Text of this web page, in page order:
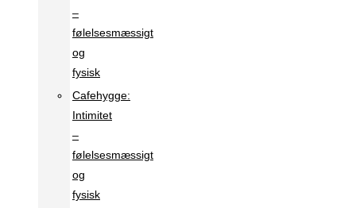
–
følelsesmæssigt
og
fysisk
Cafehygge:
Intimitet
–
følelsesmæssigt
og
fysisk